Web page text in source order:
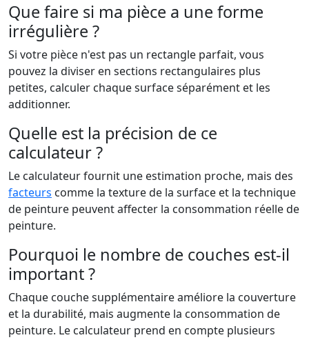
Que faire si ma pièce a une forme
irrégulière ?
Si votre pièce n'est pas un rectangle parfait, vous
pouvez la diviser en sections rectangulaires plus
petites, calculer chaque surface séparément et les
additionner.
Quelle est la précision de ce
calculateur ?
Le calculateur fournit une estimation proche, mais des
facteurs comme la texture de la surface et la technique
de peinture peuvent affecter la consommation réelle de
peinture.
Pourquoi le nombre de couches est-il
important ?
Chaque couche supplémentaire améliore la couverture
et la durabilité, mais augmente la consommation de
peinture. Le calculateur prend en compte plusieurs